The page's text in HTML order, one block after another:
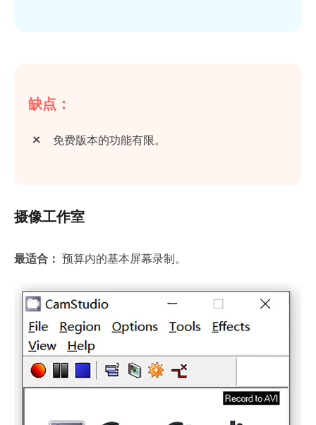
缺点：
免费版本的功能有限。
摄像工作室
最适合： 预算内的基本屏幕录制。